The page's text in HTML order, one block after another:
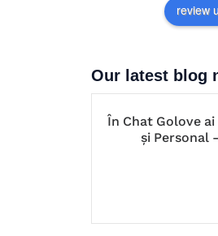
review
Our latest blog
În Chat Golove
și Personal